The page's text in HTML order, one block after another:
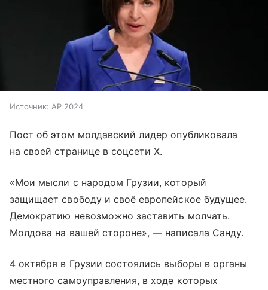
Источник: AP 2024
Пост об этом молдавский лидер опубликовала
на своей странице в соцсети X.
«Мои мысли с народом Грузии, который
защищает свободу и своё европейское будущее.
Демократию невозможно заставить молчать.
Молдова на вашей стороне», — написала Санду.
4 октября в Грузии состоялись выборы в органы
местного самоуправления, в ходе которых